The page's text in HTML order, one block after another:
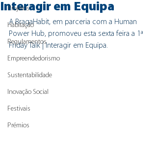
Projetos
Habitação
Regulamentos
Empreendedorismo
Sustentabilidade
Inovação Social
Festivais
Prémios
Interagir em Equipa
A BragaHabit, em parceria com a Human
Power Hub, promoveu esta sexta feira a 1ª
Friday Talk | Interagir em Equipa.